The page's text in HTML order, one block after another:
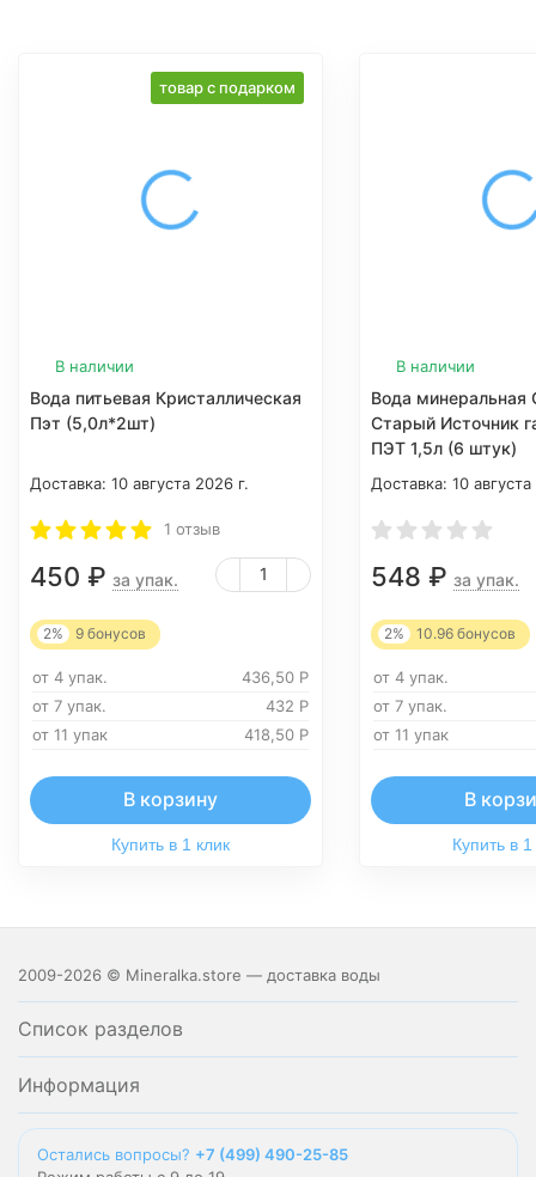
товар с подарком
В наличии
Вода питьевая Кристаллическая
Пэт (5,0л*2шт)
Доставка: 10 августа 2026 г.
1 отзыв
450 ₽ за упак.
2% 9 бонусов
от 4 упак. 436,50 Р
от 7 упак.
432 Р
от 11 упак
418,50 Р
В корзину
Купить в 1 клик
В наличии
Вода минеральная
Старый Источник
ПЭТ 1,5л (6 штук)
Доставка: 10
548 ₽ за упак.
2% 10.96 бонусов
от 4 упак.
от 7 упак.
от 11 упак
В
Купить в 1
2009-2026 © Mineralka.store — доставка воды
Список разделов
Информация
Остались вопросы? +7 (499) 490-25-85